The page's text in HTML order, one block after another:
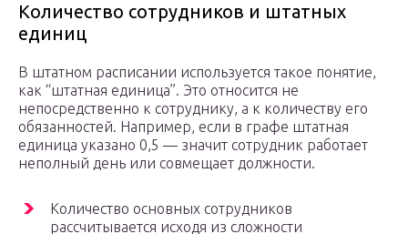
Количество сотрудников и штатных
единиц
В штатном расписании используется такое понятие,
как “штатная единица”. Это относится не
непосредственно к сотруднику, а к количеству его
обязанностей. Например, если в графе штатная
единица указано 0,5 — значит сотрудник работает
неполный день или совмещает должности.
Количество основных сотрудников
рассчитывается исходя из сложности